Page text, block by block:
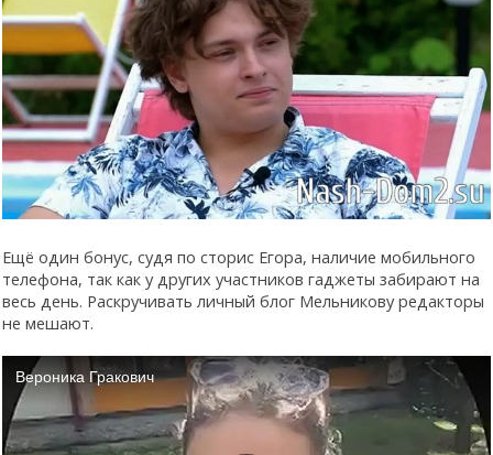
Ещё один бонус, судя по сторис Егора, наличие мобильного
телефона, так как у других участников гаджеты забирают на
весь день. Раскручивать личный блог Мельникову редакторы
не мешают.